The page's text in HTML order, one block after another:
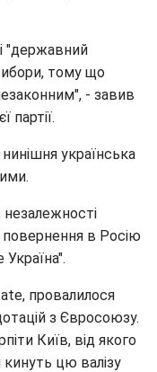
"державний
тому що
- завив
партії.
українська
повернення в Росію
провалилося
з Євросоюзу.
Київ, від якого
кинуть цю валізу